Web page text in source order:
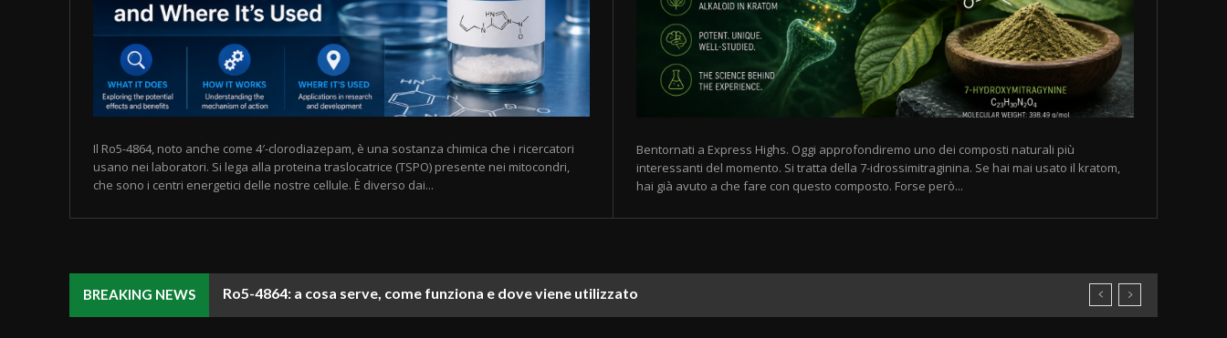
Il Ro5-4864, noto anche come 4′-clorodiazepam, è una sostanza chimica che i ricercatori
usano nei laboratori. Si lega alla proteina traslocatrice (TSPO) presente nei mitocondri,
che sono i centri energetici delle nostre cellule. È diverso dai...
Bentornati a Express Highs. Oggi approfondiremo uno dei composti naturali più
interessanti del momento. Si tratta della 7-idrossimitraginina. Se hai mai usato il kratom,
hai già avuto a che fare con questo composto. Forse però...
BREAKING NEWS Ro5-4864: a cosa serve, come funziona e dove viene utilizzato